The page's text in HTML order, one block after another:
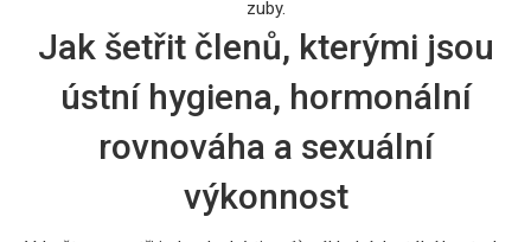
zuby.
Jak šetřit členů, kterými jsou
ústní hygiena, hormonální
rovnováha a sexuální
výkonnost